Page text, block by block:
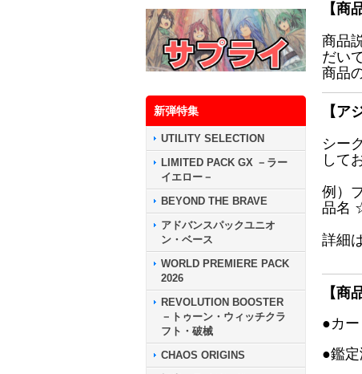
新弾特集
UTILITY SELECTION
LIMITED PACK GX －ラー
イエロー－
BEYOND THE BRAVE
アドバンスパックユニオ
ン・ベース
WORLD PREMIERE PACK
2026
REVOLUTION BOOSTER
－トゥーン・ウィッチクラ
フト・破械
CHAOS ORIGINS
【商
商品
だい
商品
【ア
シー
して
例）
品名
詳細
【商
●カ
●鑑